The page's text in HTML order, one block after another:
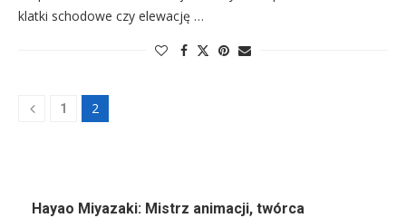
klatki schodowe czy elewację …
1 2
Hayao Miyazaki: Mistrz animacji, twórca